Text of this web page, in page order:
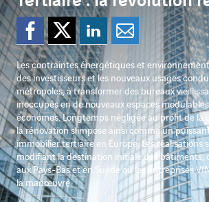
Partager sur
Partager
Les contraintes énergétiques et
des investisseurs et les nouveaux usages
métropoles, à transformer des bureaux
inoccupés en de nouveaux espaces
économes. Longtemps négligée au profit de la
la rénovation s’impose ainsi comme un
immobilier tertiaire en Europe. Les réalisations
modifiant la destination initiale des bâtiments,
aux Pays-Bas et en Suède où les entreprises
la manœuvre.